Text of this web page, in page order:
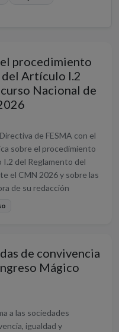
procedimiento
del Artículo I.2
Nacional de
de FESMA con el
sobre el procedimiento
I.2 del Reglamento del
el CMN 2026 y sobre las
de su redacción
de convivencia
Mágico
a las sociedades
igualdad y